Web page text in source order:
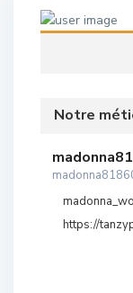
Notre
https://